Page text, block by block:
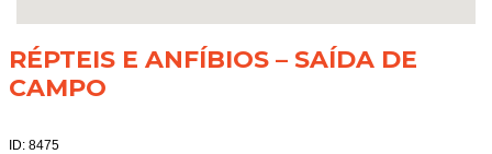
RÉPTEIS E ANFÍBIOS – SAÍDA DE
CAMPO
ID: 8475